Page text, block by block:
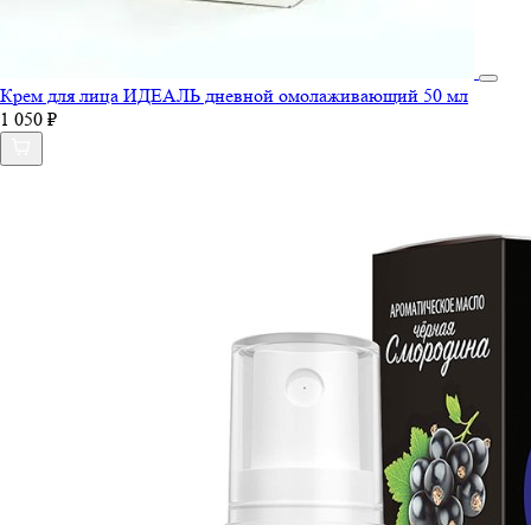
Крем для лица ИДЕАЛЬ дневной омолаживающий 50 мл
1 050 ₽